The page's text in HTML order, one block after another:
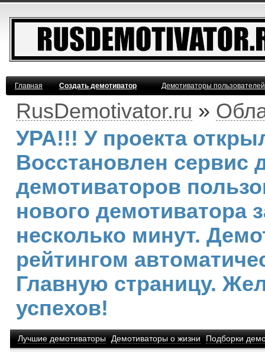
Главная Создать демотиватор Демотиваторы
RusDemotivator.ru »
УРА!!! У проекта
Восстановлен сервис
демотиваторов
нового демотиватора
несколько минут.
рейтингом
Главную страницу.
успехов!
Лучшие демотиваторы Демотиваторы о жизни Подборки